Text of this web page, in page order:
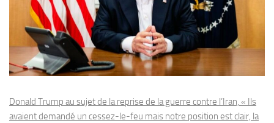
Donald Trump au sujet de la reprise de la guerre contre l’Iran, « Ils
avaient demandé un cessez-le-feu mais notre position est clair, la